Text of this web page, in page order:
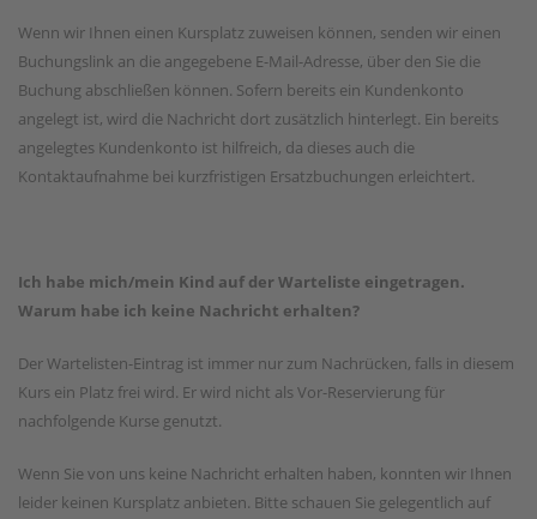
Wenn wir Ihnen einen Kursplatz zuweisen können, senden wir einen
Buchungslink an die angegebene E-Mail-Adresse, über den Sie die
Buchung abschließen können. Sofern bereits ein Kundenkonto
angelegt ist, wird die Nachricht dort zusätzlich hinterlegt. Ein bereits
angelegtes Kundenkonto ist hilfreich, da dieses auch die
Kontaktaufnahme bei kurzfristigen Ersatzbuchungen erleichtert.
Ich habe mich/mein Kind auf der Warteliste eingetragen.
Warum habe ich keine Nachricht erhalten?
Der Wartelisten-Eintrag ist immer nur zum Nachrücken, falls in diesem
Kurs ein Platz frei wird. Er wird nicht als Vor-Reservierung für
nachfolgende Kurse genutzt.
Wenn Sie von uns keine Nachricht erhalten haben, konnten wir Ihnen
leider keinen Kursplatz anbieten. Bitte schauen Sie gelegentlich auf